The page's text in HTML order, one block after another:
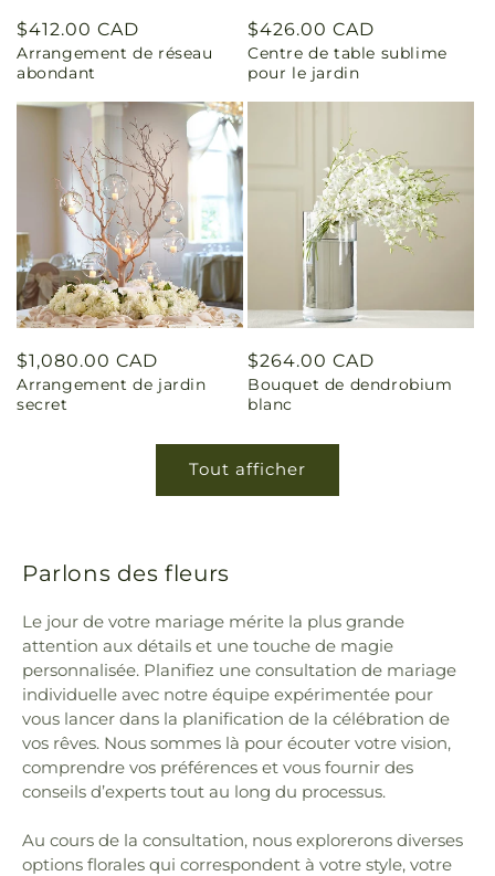
Prix
habituel
$412.00 CAD
Arrangement de réseau
abondant
Prix
habituel
$426.00 CAD
Centre de table sublime
pour le jardin
Prix
habituel
$1,080.00 CAD
Arrangement de jardin
secret
Prix
habituel
$264.00 CAD
Bouquet de dendrobium
blanc
Tout afficher
Parlons des fleurs
Le jour de votre mariage mérite la plus grande
attention aux détails et une touche de magie
personnalisée. Planifiez une consultation de mariage
individuelle avec notre équipe expérimentée pour
vous lancer dans la planification de la célébration de
vos rêves. Nous sommes là pour écouter votre vision,
comprendre vos préférences et vous fournir des
conseils d’experts tout au long du processus.
Au cours de la consultation, nous explorerons diverses
options florales qui correspondent à votre style, votre